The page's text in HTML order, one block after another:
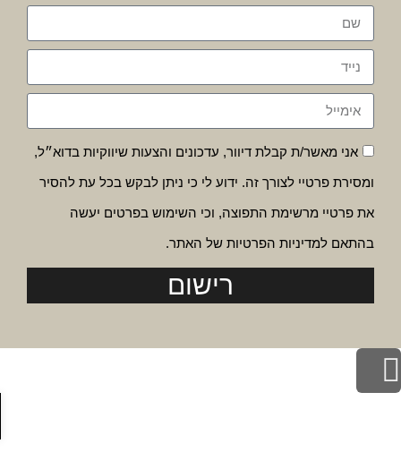
אני מאשר/ת קבלת דיוור, עדכונים והצעות שיווקיות בדוא״ל,
ומסירת פרטיי לצורך זה. ידוע לי כי ניתן לבקש בכל עת להסיר
את פרטיי מרשימת התפוצה, וכי השימוש בפרטים יעשה
בהתאם למדיניות הפרטיות של האתר.
רישום
לראש העמוד